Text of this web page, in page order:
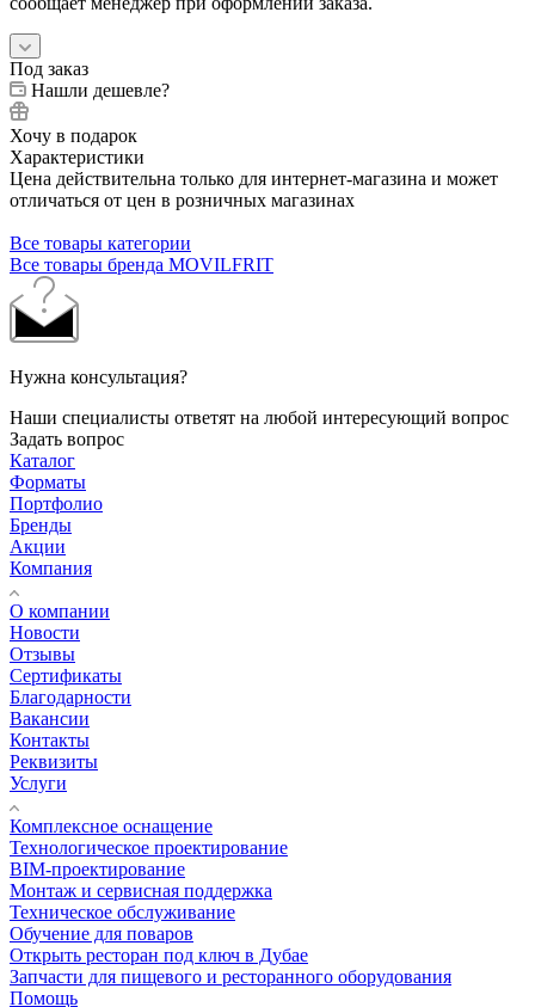
Под заказ
Нашли дешевле?
Хочу в подарок
Характеристики
Цена действительна только для интернет-магазина и может
отличаться от цен в розничных магазинах
Все товары категории
Все товары бренда MOVILFRIT
Нужна консультация?
Наши специалисты ответят на любой интересующий вопрос
Задать вопрос
Каталог
Форматы
Портфолио
Бренды
Акции
Компания
О компании
Новости
Отзывы
Сертификаты
Благодарности
Вакансии
Контакты
Реквизиты
Услуги
Комплексное оснащение
Технологическое проектирование
BIM-проектирование
Монтаж и сервисная поддержка
Техническое обслуживание
Обучение для поваров
Открыть ресторан под ключ в Дубае
Запчасти для пищевого и ресторанного оборудования
Помощь